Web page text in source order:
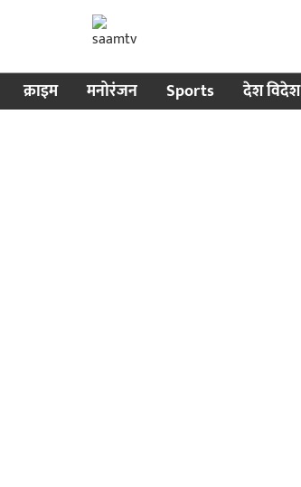
क्राइम मनोरंजन Sports देश विदेश